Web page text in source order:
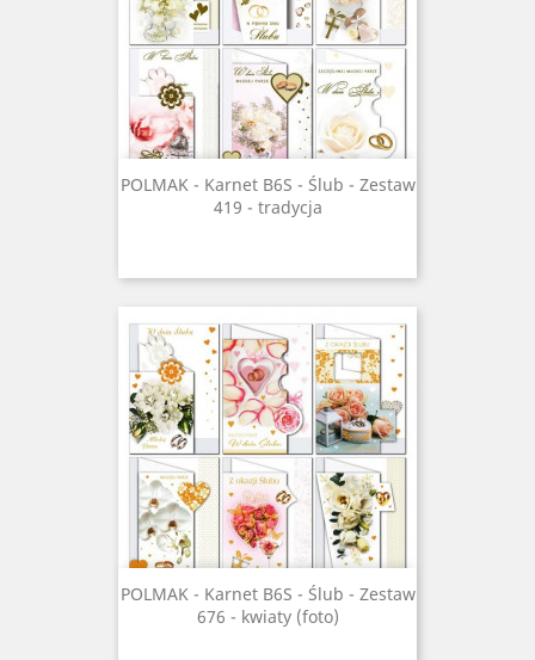
POLMAK - Karnet B6S - Ślub - Zestaw
419 - tradycja
POLMAK - Karnet B6S - Ślub - Zestaw
676 - kwiaty (foto)